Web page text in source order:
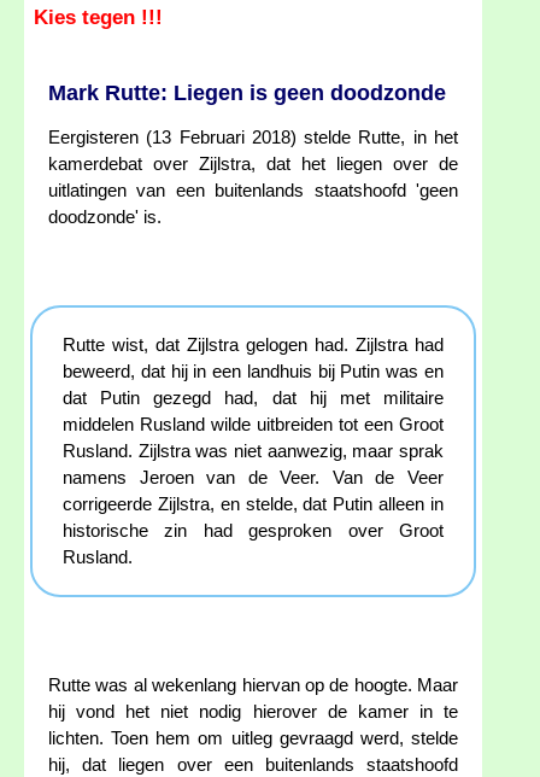
Kies tegen !!!
Mark Rutte: Liegen is geen doodzonde
Eergisteren (13 Februari 2018) stelde Rutte, in het
kamerdebat over Zijlstra, dat het liegen over de
uitlatingen van een buitenlands staatshoofd 'geen
doodzonde' is.
Rutte wist, dat Zijlstra gelogen had. Zijlstra had
beweerd, dat hij in een landhuis bij Putin was en
dat Putin gezegd had, dat hij met militaire
middelen Rusland wilde uitbreiden tot een Groot
Rusland. Zijlstra was niet aanwezig, maar sprak
namens Jeroen van de Veer. Van de Veer
corrigeerde Zijlstra, en stelde, dat Putin alleen in
historische zin had gesproken over Groot
Rusland.
Rutte was al wekenlang hiervan op de hoogte. Maar
hij vond het niet nodig hierover de kamer in te
lichten. Toen hem om uitleg gevraagd werd, stelde
hij, dat liegen over een buitenlands staatshoofd